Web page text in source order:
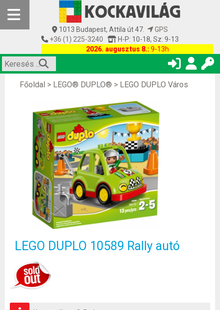
1013 Budapest, Attila út 47.
GPS
+36 (1) 225-3240
H-P: 10-18, Sz: 9-13
2026. augusztus 8.: 9-13h
Főoldal > LEGO® DUPLO® > LEGO DUPLO Város
LEGO DUPLO 10589 Rally autó